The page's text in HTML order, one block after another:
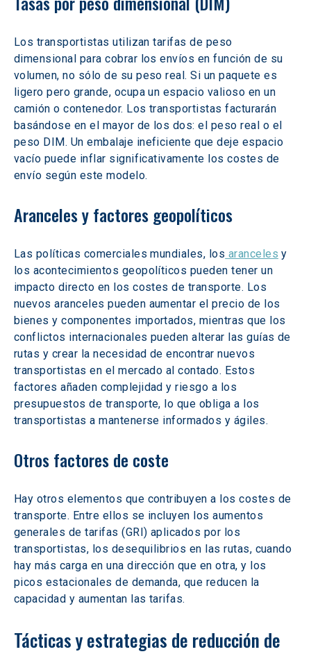
Los transportistas utilizan tarifas de peso
dimensional para cobrar los envíos en función de su
volumen, no sólo de su peso real. Si un paquete es
ligero pero grande, ocupa un espacio valioso en un
camión o contenedor. Los transportistas facturarán
basándose en el mayor de los dos: el peso real o el
peso DIM. Un embalaje ineficiente que deje espacio
vacío puede inflar significativamente los costes de
envío según este modelo.
Aranceles y factores geopolíticos
Las políticas comerciales mundiales, los aranceles y
los acontecimientos geopolíticos pueden tener un
impacto directo en los costes de transporte. Los
nuevos aranceles pueden aumentar el precio de los
bienes y componentes importados, mientras que los
conflictos internacionales pueden alterar las guías de
rutas y crear la necesidad de encontrar nuevos
transportistas en el mercado al contado. Estos
factores añaden complejidad y riesgo a los
presupuestos de transporte, lo que obliga a los
transportistas a mantenerse informados y ágiles.
Otros factores de coste
Hay otros elementos que contribuyen a los costes de
transporte. Entre ellos se incluyen los aumentos
generales de tarifas (GRI) aplicados por los
transportistas, los desequilibrios en las rutas, cuando
hay más carga en una dirección que en otra, y los
picos estacionales de demanda, que reducen la
capacidad y aumentan las tarifas.
Tácticas y estrategias de reducción de